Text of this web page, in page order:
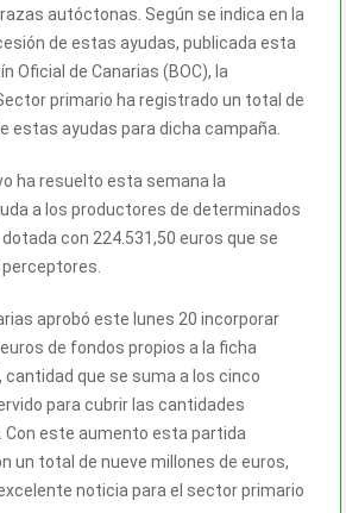
autóctonas. Según se indica en la
de estas ayudas, publicada esta
Oficial de Canarias (BOC), la
primario ha registrado un total de
estas ayudas para dicha campaña.
ha resuelto esta semana la
a los productores de determinados
con 224.531,50 euros que se
aprobó este lunes 20 incorporar
de fondos propios a la ficha
cantidad que se suma a los cinco
para cubrir las cantidades
Con este aumento esta partida
un total de nueve millones de euros,
noticia para el sector primario